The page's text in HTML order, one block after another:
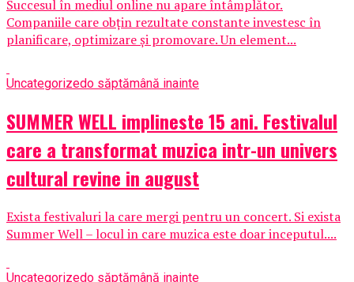
Succesul în mediul online nu apare întâmplător.
Companiile care obțin rezultate constante investesc în
planificare, optimizare și promovare. Un element...
Uncategorizedo săptămână inainte
SUMMER WELL implineste 15 ani. Festivalul
care a transformat muzica intr-un univers
cultural revine in august
Exista festivaluri la care mergi pentru un concert. Si exista
Summer Well – locul in care muzica este doar inceputul....
Uncategorizedo săptămână inainte